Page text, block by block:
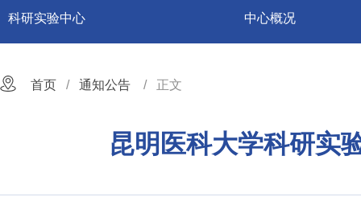
科研实验中心 中心概况
首页 通知公告 正文
昆明医科大学科研实